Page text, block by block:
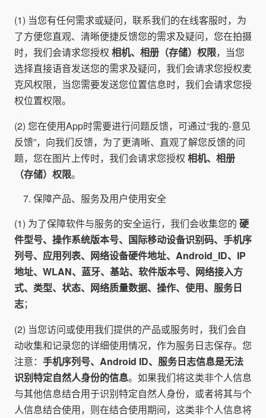
(1) 当您有任何需求或疑问，联系我们的在线客服时，为
了方便您直观、清晰便捷反馈您的需求及疑问，您在拍摄
时，我们会请求您授权 相机、相册（存储）权限，当您
选择直接语音发送您的需求及疑问，我们会请求您授权麦
克风权限，当您需要发送您位置信息时，我们会请求您授
权位置权限。
(2) 您在使用App时需要进行问题反馈，可通过“我的-意见
反馈”，向我们反馈，为了更清晰、直观了解您反馈的问
题，您在图片上传时，我们会请求您授权 相机、相册
（存储）权限。
保障产品、服务及用户使用安全
(1) 为了保障软件与服务的安全运行，我们会收集您的 硬
件型号、操作系统版本号、国际移动设备识别码、手机序
列号、应用列表、网络设备硬件地址、Android_ID、IP
地址、WLAN、蓝牙、基站、软件版本号、网络接入方
式、类型、状态、网络质量数据、操作、使用、服务日
志；
(2) 当您访问或使用我们提供的产品或服务时，我们会自
动收集和记录您的详细使用情况，作为服务日志保存。您
注意： 手机序列号、Android ID、服务日志信息是无法
识别特定自然人身份的信息。如果我们将这类非个人信息
与其他信息结合用于识别特定自然人身份，或者将其与个
人信息结合使用，则在结合使用期间，这类非个人信息将